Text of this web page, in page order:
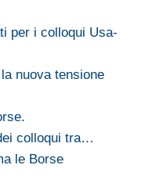
per i colloqui Usa-
nuova tensione
colloqui tra…
le Borse